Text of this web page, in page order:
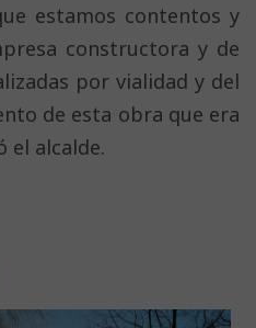
estamos contentos y
constructora y de
por vialidad y del
de esta obra que era
el alcalde.